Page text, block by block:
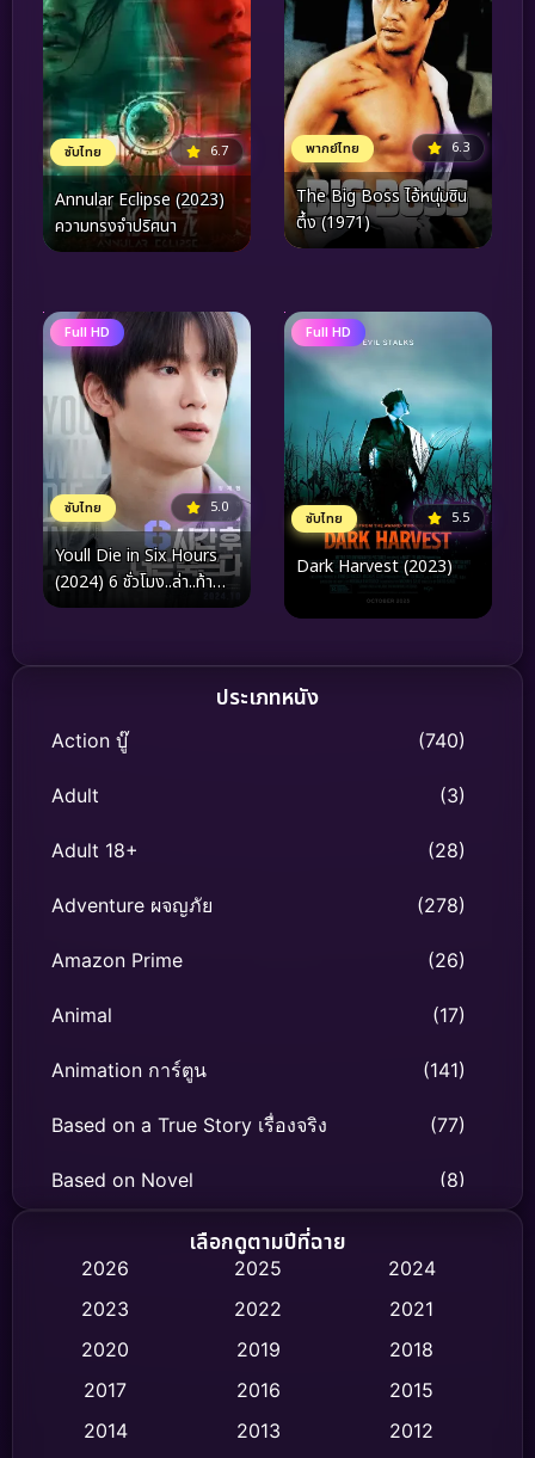
ซับไทย 6.7
Annular Eclipse (2023)
ความทรงจำปริศนา
พากย์ไทย 6.3
The Big Boss ไอ้หนุ่มซิน
ตึ้ง (1971)
Full HD
ซับไทย 5.0
Youll Die in Six Hours
(2024) 6 ชั่วโมง..ล่า..ท้า
ชะตา
Full HD
ซับไทย 5.5
Dark Harvest (2023)
ประเภทหนัง
Action บู๊ (740)
Adult (3)
Adult 18+ (28)
Adventure ผจญภัย (278)
Amazon Prime (26)
Animal (17)
Animation การ์ตูน (141)
Based on a True Story เรื่องจริง (77)
Based on Novel (8)
Biography ชีวิตจริง
Classic หนังคลาสสิก (47)
Comedy ตลก (433)
เลือกดูตามปีที่ฉาย
2026 2025
2024
2023
2022
2021
2020
2019
2018
2017
2016
2015
2014
2013
2012